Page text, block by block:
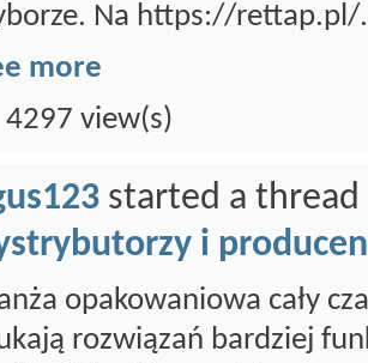
Na https://rettap.pl/
more
view(s)
started a thread
i
opakowaniowa cały
rozwiązań bardziej